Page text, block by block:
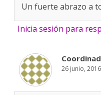
Un fuerte abrazo a
Inicia sesión para
26 junio,